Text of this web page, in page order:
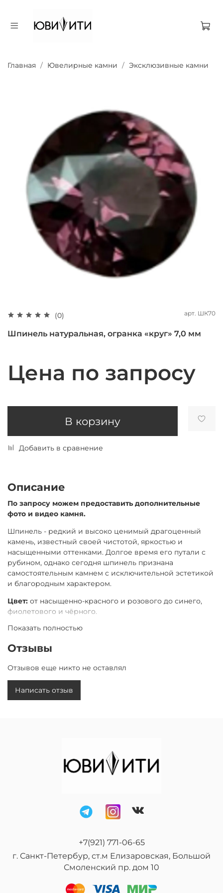
Главная Ювелирные камни Эксклюзивные камни
(0) арт. ШК70
Шпинель натуральная, огранка «круг» 7,0 мм
Цена по запросу
В корзину
Добавить в сравнение
Описание
По запросу можем предоставить дополнительные
фото и видео камня.
Шпинель - редкий и высоко ценимый драгоценный
камень, известный своей чистотой, яркостью и
насыщенными оттенками. Долгое время его путали с
рубином, однако сегодня шпинель признана
самостоятельным камнем с исключительной эстетикой
и благородным характером.
Цвет: от насыщенно-красного и розового до синего,
фиолетового и чёрного.
Прозрачность:высокая, часто без видимых включений.
Символика камня:
Совместимость по знаку зодиака:
Цена по запросу!
Показать полностью
Отзывы
Отзывов еще никто не оставлял
Написать отзыв
+7(921) 771-06-65
г. Санкт-Петербур, ст.м Елизаровская, Большой
Смоленский пр. дом 10